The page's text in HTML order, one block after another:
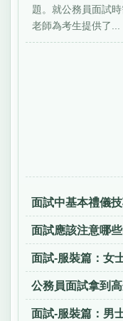
題。就公務員面試
老師為考生提供了...
面試中基本禮儀
面試應該注意哪
面試-服裝篇：女
公務員面試拿到
面試-服裝篇：男